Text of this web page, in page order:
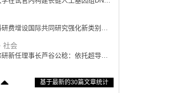
研费增设国际共同研究强化新类别，
社会
新任理事长芦谷公稔：依托超导和
学通过叶绿体基因组编辑技术强化碳
基于最新的30篇文章统计